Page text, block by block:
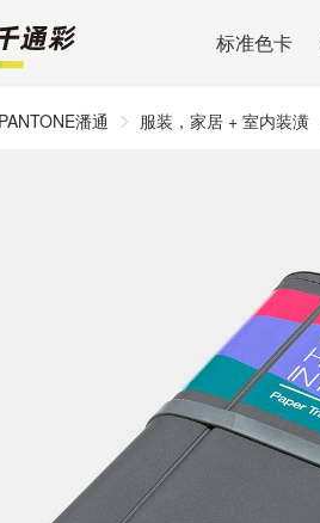
标准色卡
PANTONE潘通 服装，家居 + 室内装潢